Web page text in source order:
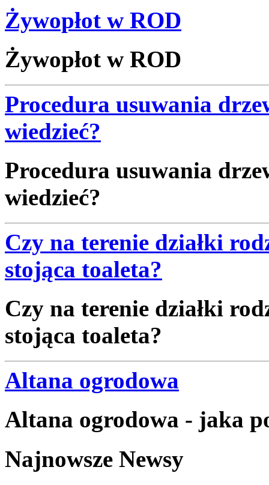
Żywopłot w ROD
Żywopłot w ROD
Procedura usuwania
wiedzieć?
Procedura usuwania
wiedzieć?
Czy na terenie działki
stojąca toaleta?
Czy na terenie działki
stojąca toaleta?
Altana ogrodowa
Altana ogrodowa - jaka
Najnowsze Newsy